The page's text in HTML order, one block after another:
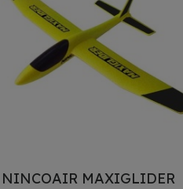
NINCOAIR MAXIGLIDER